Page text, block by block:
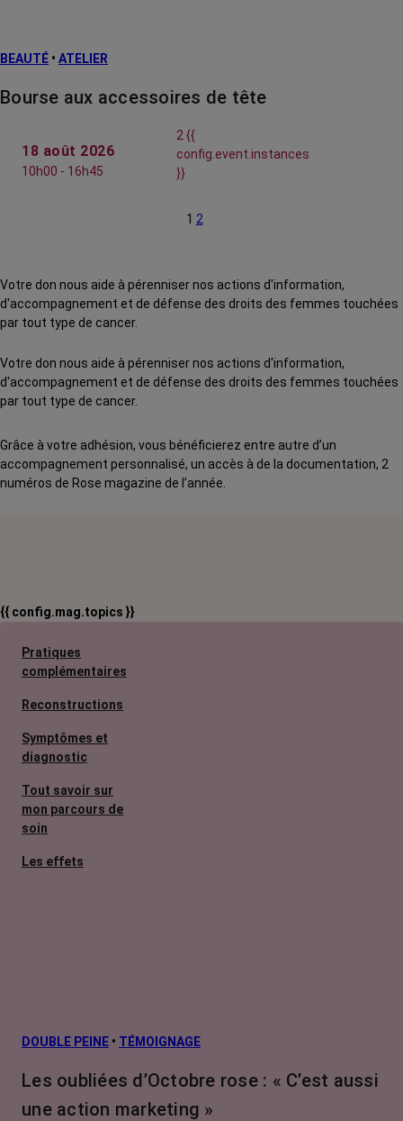
BEAUTÉ • ATELIER
Bourse aux accessoires de tête
18 août 2026
10h00 - 16h45
2 {{
config.event.instances
}}
1 2
Votre don nous aide à pérenniser nos actions d'information,
d'accompagnement et de défense des droits des femmes touchées
par tout type de cancer.
Votre don nous aide à pérenniser nos actions d'information,
d'accompagnement et de défense des droits des femmes touchées
par tout type de cancer.
Grâce à votre adhésion, vous bénéficierez entre autre d’un
accompagnement personnalisé, un accès à de la documentation, 2
numéros de Rose magazine de l’année.
{{ config.mag.topics }}
Pratiques
complémentaires
Reconstructions
Symptômes et
diagnostic
Tout savoir sur
mon parcours de
soin
Les effets
L’après cancer
Traitements
contre le cancer
DOUBLE PEINE • TÉMOIGNAGE
Les oubliées d’Octobre rose : « C’est aussi
une action marketing »